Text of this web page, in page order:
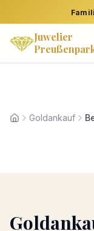
Juwelier
StartseiteGoldankauf